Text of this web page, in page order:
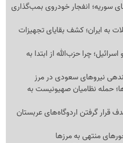
سوریه؛ انفجار خودروی بمب‌گذاری
به ایران؛ کشف بقایای تجهیزات
چرا حزب‌الله از ابتدا به
نیروهای سعودی در مرز
حمله نظامیان صهیونیست به
قرار گرفتن اردوگاه‌های عربستان